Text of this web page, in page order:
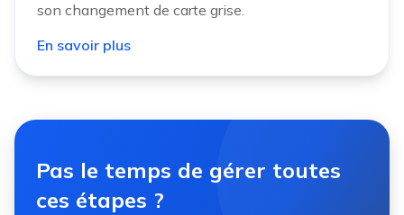
son changement de carte grise.
En savoir plus
Pas le temps de gérer toutes
ces étapes ?